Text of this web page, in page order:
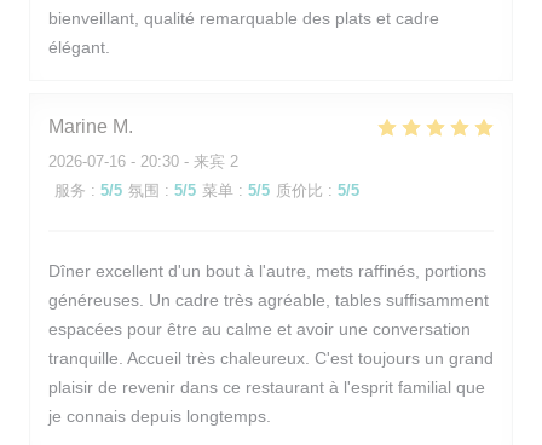
bienveillant, qualité remarquable des plats et cadre
élégant.
Marine M
2026-07-16 - 20:30 - 来宾 2
服务 : 5/5 氛围 : 5/5 菜单 : 5/5 质价比 : 5/5
Dîner excellent d'un bout à l'autre, mets raffinés, portions
généreuses. Un cadre très agréable, tables suffisamment
espacées pour être au calme et avoir une conversation
tranquille. Accueil très chaleureux. C'est toujours un grand
plaisir de revenir dans ce restaurant à l'esprit familial que
je connais depuis longtemps.